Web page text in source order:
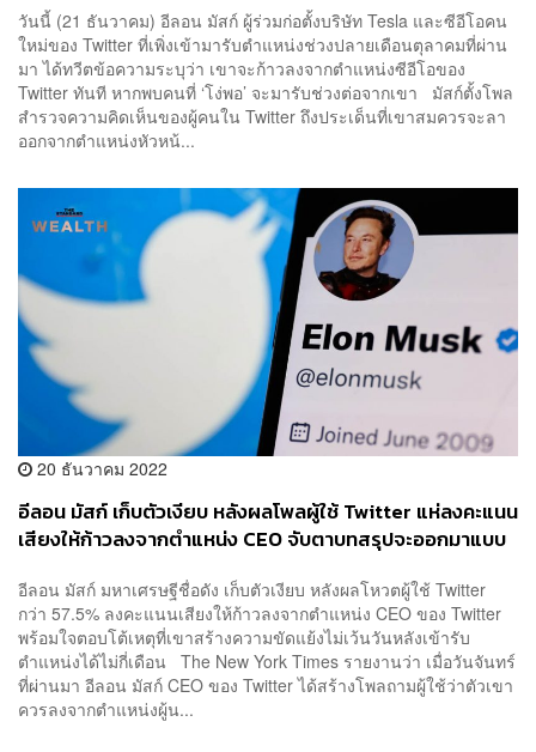
วันนี้ (21 ธันวาคม) อีลอน มัสก์ ผู้ร่วมก่อตั้งบริษัท Tesla และซีอีโอคน
ใหม่ของ Twitter ที่เพิ่งเข้ามารับตำแหน่งช่วงปลายเดือนตุลาคมที่ผ่าน
มา ได้ทวีตข้อความระบุว่า เขาจะก้าวลงจากตำแหน่งซีอีโอของ
Twitter ทันที หากพบคนที่ ‘โง่พอ’ จะมารับช่วงต่อจากเขา มัสก์ตั้งโพล
สำรวจความคิดเห็นของผู้คนใน Twitter ถึงประเด็นที่เขาสมควรจะลา
ออกจากตำแหน่งหัวหน้...
20 ธันวาคม 2022
อีลอน มัสก์ เก็บตัวเงียบ หลังผลโพลผู้ใช้ Twitter แห่ลงคะแนน
เสียงให้ก้าวลงจากตำแหน่ง CEO จับตาบทสรุปจะออกมาแบบ
อีลอน มัสก์ มหาเศรษฐีชื่อดัง เก็บตัวเงียบ หลังผลโหวตผู้ใช้ Twitter
กว่า 57.5% ลงคะแนนเสียงให้ก้าวลงจากตำแหน่ง CEO ของ Twitter
พร้อมใจตอบโต้เหตุที่เขาสร้างความขัดแย้งไม่เว้นวันหลังเข้ารับ
ตำแหน่งได้ไม่กี่เดือน The New York Times รายงานว่า เมื่อวันจันทร์
ที่ผ่านมา อีลอน มัสก์ CEO ของ Twitter ได้สร้างโพลถามผู้ใช้ว่าตัวเขา
ควรลงจากตำแหน่งผู้น...